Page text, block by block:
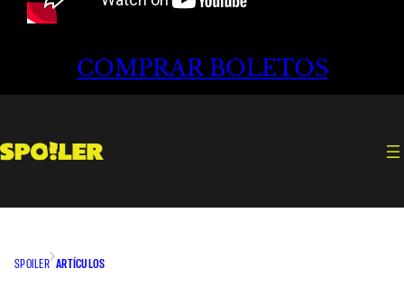
COMPRAR BOLETOS
SPOILER ARTÍCULOS